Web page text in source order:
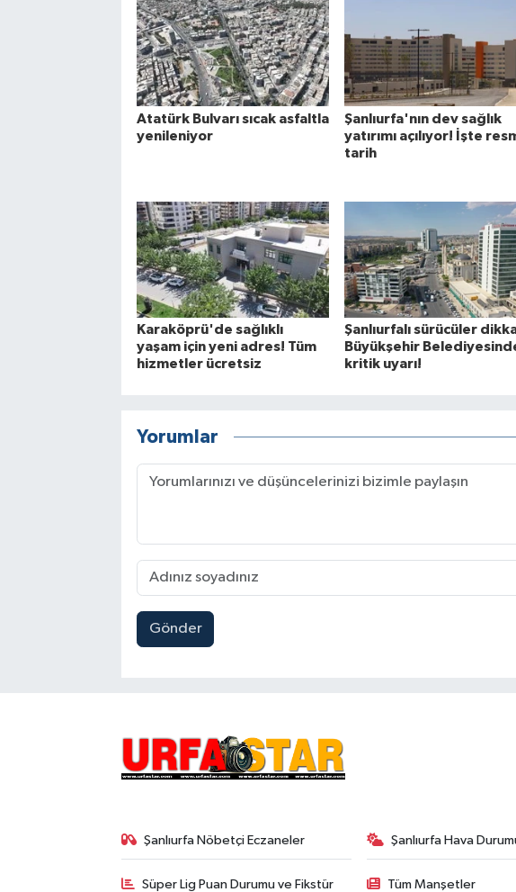
Atatürk Bulvarı sıcak asfaltla
yenileniyor
Şanlıurfa'nın dev sağlık
yatırımı açılıyor! İşte
tarih
Karaköprü'de sağlıklı
yaşam için yeni adres! Tüm
hizmetler ücretsiz
Şanlıurfalı sürücüler
Büyükşehir
kritik uyarı!
Yorumlar
Gönder
Şanlıurfa Nöbetçi Eczaneler Şanlıurfa Hava
Süper Lig Puan Durumu ve Fikstür Tüm Manşetler